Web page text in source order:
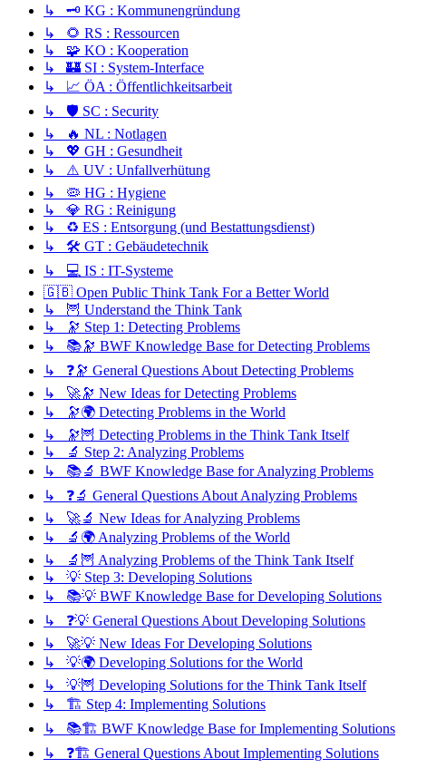
↳ 🗝️ KG : Kommunengründung
↳ 🌻 RS : Ressourcen
↳ 🧩 KO : Kooperation
↳ 🏰 SI : System-Interface
↳ 📈 ÖA : Öffentlichkeitsarbeit
↳ 🛡️ SC : Security
↳ 🔥 NL : Notlagen
↳ 💖 GH : Gesundheit
↳ ⚠️ UV : Unfallverhütung
↳ 🦠 HG : Hygiene
↳ 💎 RG : Reinigung
↳ ♻️ ES : Entsorgung (und Bestattungsdienst)
↳ 🛠️ GT : Gebäudetechnik
↳ 💻 IS : IT-Systeme
🇬🇧 Open Public Think Tank For a Better World
↳ 🦉 Understand the Think Tank
↳ 🔭 Step 1: Detecting Problems
↳ 📚🔭 BWF Knowledge Base for Detecting Problems
↳ ❓🔭 General Questions About Detecting Problems
↳ 🚀🔭 New Ideas for Detecting Problems
↳ 🔭🌍 Detecting Problems in the World
↳ 🔭🦉 Detecting Problems in the Think Tank Itself
↳ 🔬 Step 2: Analyzing Problems
↳ 📚🔬 BWF Knowledge Base for Analyzing Problems
↳ ❓🔬 General Questions About Analyzing Problems
↳ 🚀🔬 New Ideas for Analyzing Problems
↳ 🔬🌍 Analyzing Problems of the World
↳ 🔬🦉 Analyzing Problems of the Think Tank Itself
↳ 💡 Step 3: Developing Solutions
↳ 📚💡 BWF Knowledge Base for Developing Solutions
↳ ❓💡 General Questions About Developing Solutions
↳ 🚀💡 New Ideas For Developing Solutions
↳ 💡🌍 Developing Solutions for the World
↳ 💡🦉 Developing Solutions for the Think Tank Itself
↳ 🏗️ Step 4: Implementing Solutions
↳ 📚🏗️ BWF Knowledge Base for Implementing Solutions
↳ ❓🏗️ General Questions About Implementing Solutions